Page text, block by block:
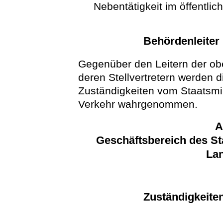
Nebentätigkeit im
Gegenüber den Leitern der
deren Stellvertretern werden
Zuständigkeiten vom
Verkehr wahrgenommen.
Geschäftsbereich des